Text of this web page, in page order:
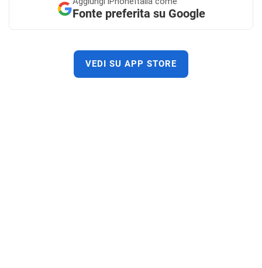
Fonte preferita su Google
VEDI SU APP STORE